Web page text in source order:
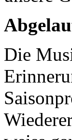
Die